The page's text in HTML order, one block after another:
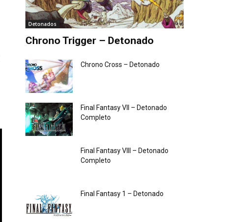
Detonados
Chrono Trigger – Detonado
Chrono Cross – Detonado
Final Fantasy VII – Detonado
Completo
Final Fantasy VIII – Detonado
Completo
Final Fantasy 1 – Detonado